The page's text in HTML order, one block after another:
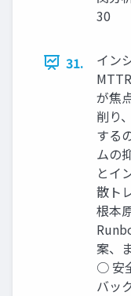
30
31.
イン
が焦
削り
する
ムの
とイ
散ト
根本
案、
○ 安
バッ